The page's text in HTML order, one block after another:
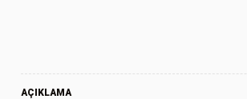
AÇIKLAMA